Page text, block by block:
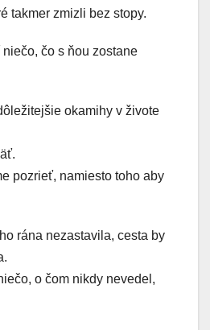
takmer zmizli bez stopy.
čo s ňou zostane
okamihy v živote
pozrieť, namiesto toho aby
rána nezastavila, cesta by
o čom nikdy nevedel,